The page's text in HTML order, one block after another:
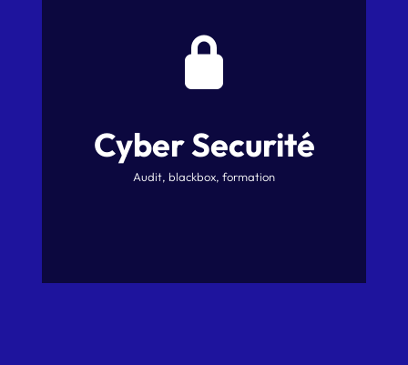
Cyber Securité
Audit, blackbox, formation